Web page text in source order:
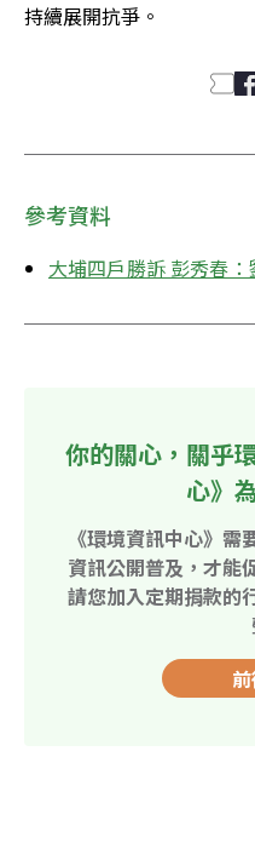
持續展開抗爭。
參考資料
大埔四戶勝訴 彭秀春：
你的關心，關乎
心》
《環境資訊中心》
資訊公開普及，才能
請您加入定期捐款的